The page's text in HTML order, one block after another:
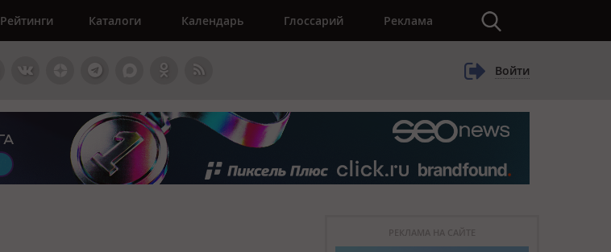
Рейтинги Каталоги Календарь Глоссарий Реклама
Войти
РЕКЛАМА НА САЙТЕ